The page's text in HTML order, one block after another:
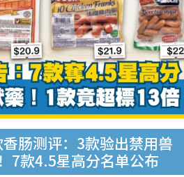
肠测评：3款验出禁用兽
7款4.5星高分名单公布